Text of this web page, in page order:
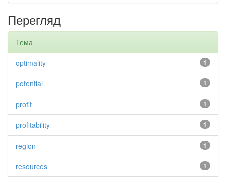
Перегляд
Тема
1
optimality
1
potential
1
profit
1
profitability
1
region
1
resources